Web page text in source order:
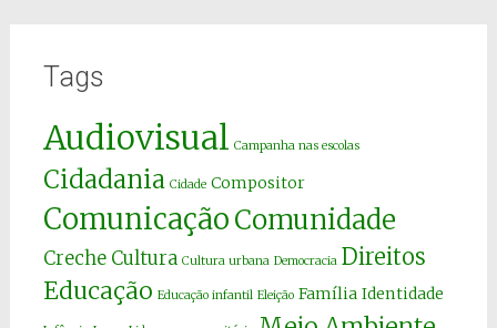
Tags
Audiovisual Campanha nas escolas
Cidadania Cidade Compositor
ComunicaçãoComunidade
Creche Cultura Cultura urbana Democracia Direitos
Educação Educação infantil Eleição Família Identidade